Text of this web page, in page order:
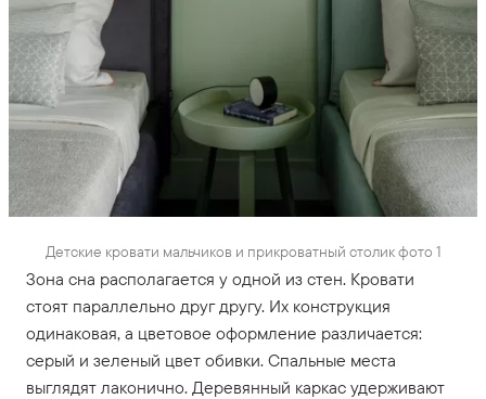
Детские кровати мальчиков и прикроватный столик фото 1
Зона сна располагается у одной из стен. Кровати
стоят параллельно друг другу. Их конструкция
одинаковая, а цветовое оформление различается:
серый и зеленый цвет обивки. Спальные места
выглядят лаконично. Деревянный каркас удерживают